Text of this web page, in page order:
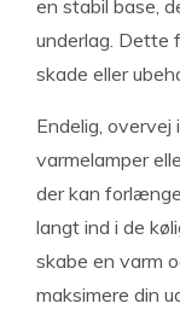
en stabil base,
underlag. Dette
skade eller
Endelig,
varmelamper
der kan
langt ind i de
skabe en varm
maksimere din